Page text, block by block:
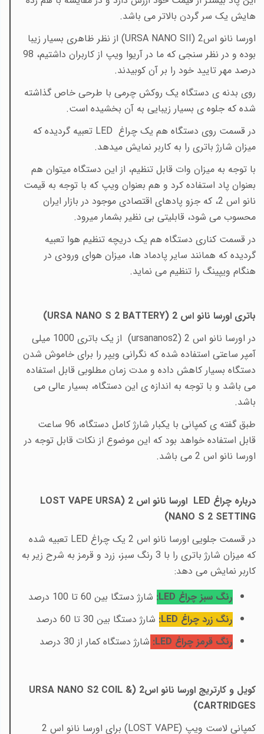
هایش یک سر گردن بالاتر می باشد.
اورسا نانو اس2 (
URSA NANO SII) از نظر ظاهری بسیار زیبا
بوده و در نظر سنجی که ما در آریوا ویپ از کاربران داشتیم، 98
درصد مهر تایید خود را بر آن کوبیدند.
روی بدنه ی دستگاه یک روکش چرمی با طرحی خاص گذاشته
شده که جلوه ی بسیار زیبایی به آن بخشیده است.
در قسمت روی دستگاه هم یک چراغ LED تعبیه گردیده که
میزان شارژ باتری را به کاربر نمایش میدهد.
با توجه به میزان وات قابل تنظیم، از این دستگاه میتوان هم
بعنوان پاد استفاده کرد و هم بعنوان ویپ که با توجه به قیمت
نانو اس 2، که جزو پادهای اقتصادی موجود در بازار ایران
محسوب می شود، قابلیتی بی نظیر بشمار میرود.
در قسمت کناری دستگاه هم یک دریچه تنظیم هوا تعبیه
گردیده که همانند سایر پادماد ها، میزان هوای ورودی در
هنگام ویپینگ را تنظیم می نماید.
باتری اورسا نانو اس 2 ( URSA NANO S 2 BATTERY
)
در اورسا نانو اس 2 (
ursananos2) از یک باتری 1000 میلی
آمپر ساعتی استفاده شده که نگرانی ویپر را برای خاموش شدن
دستگاه بسیار کاهش داده و مدت زمان مطلوبی قابل استفاده
می باشد و با توجه به اندازه ی این دستگاه، بسیار عالی می
باشد.
طبق گفته ی کمپانی با یکبار شارژ کامل دستگاه، 96 ساعت
قابل استفاده خواهد بود که این موضوع از نکات قابل توجه در
اورسا نانو اس 2 می باشد.
درباره چراغ LED اورسا نانو اس 2 (
LOST VAPE URSA
NANO S 2 SETTING
)
در قسمت جلویی اورسا نانو اس 2 یک چراغ
LED تعبیه شده
که میزان شارژ باتری را با 3 رنگ سبز، زرد و قرمز به شرح زیر به
کاربر نمایش می دهد:
رنگ سبز چراغ LED
: شارژ دستگا بین 60 تا 100 درصد
رنگ زرد چراغ LED
: شارژ دستگا بین 30 تا 60 درصد
رنگ قرمز چراغ LED
: شارژ دستگاه کمار از 30 درصد
کویل و کارتریج اورسا نانو اس2 (
URSA NANO S2 COIL &
CARTRIDGES
)
کمپانی لاست ویپ (LOST VAPE ) برای اورسا نانو اس 2